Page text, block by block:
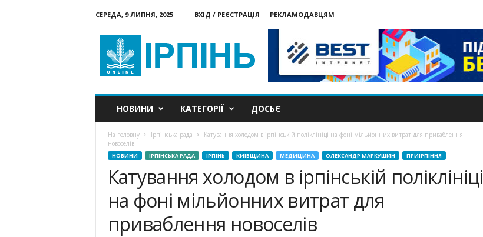
СЕРЕДА, 9 ЛИПНЯ, 2025 ВХІД / РЕЄСТРАЦІЯ
РЕКЛАМОДАВЦЯМ
онлайн
НОВИНИ КАТЕГОРІЇ ДОСЬЄ
На головну Ірпінська рада
Катування холодом в ірпінській поліклініці на фоні мільйонних витрат для приваблення
новоселів
НОВИНИ ІРПІНСЬКА РАДА ІРПІНЬ КИЇВЩИНА МЕДИЦИНА ОЛЕКСАНДР МАРКУШИН ПРИІРПІННЯ
Катування холодом в ірпінській поліклініці
на фоні мільйонних витрат для
приваблення новоселів